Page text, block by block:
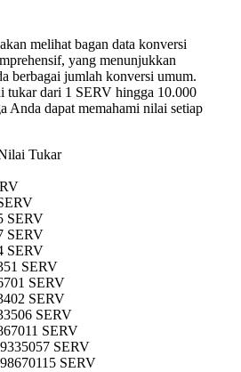
melihat bagan data konversi
yang menunjukkan
berbagai jumlah konversi umum.
tukar dari 1 SERV hingga 10.000
Anda dapat memahami nilai setiap
Tukar
SERV
SERV
SERV
SERV
SERV
SERV
SERV
SERV
SERV
SERV